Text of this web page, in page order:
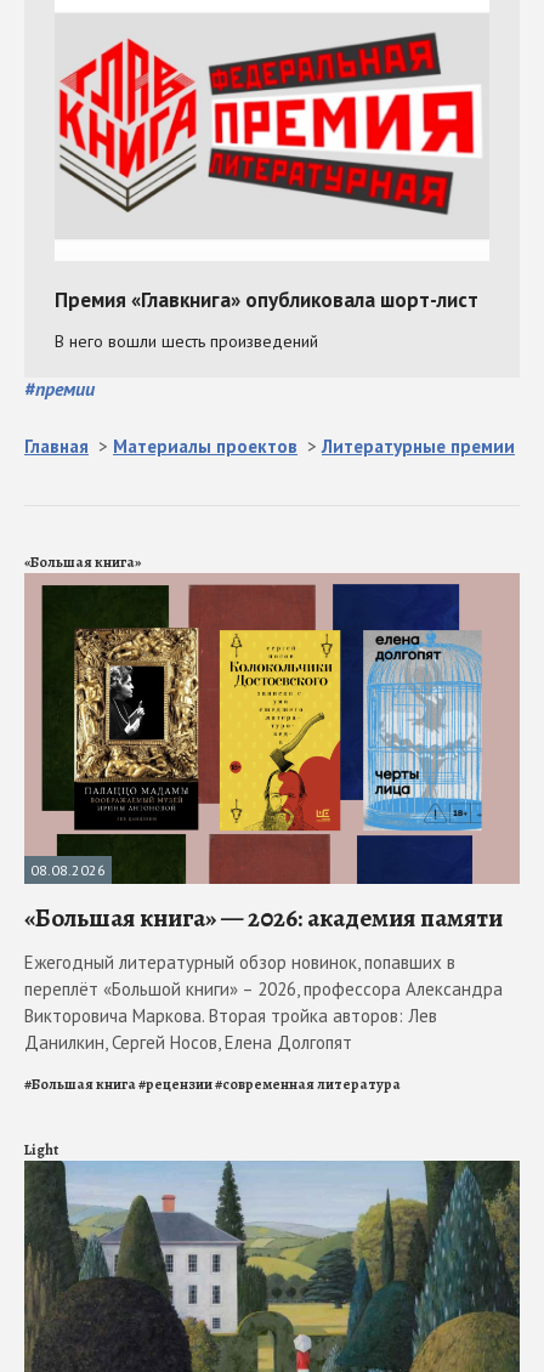
#премии
Главная > Материалы проектов >Литературные премии
«Большая книга»
08.08.2026
«Большая книга» — 2026: академия памяти
Ежегодный литературный обзор новинок, попавших в
переплёт «Большой книги» – 2026, профессора Александра
Викторовича Маркова. Вторая тройка авторов: Лев
Данилкин, Сергей Носов, Елена Долгопят
#Большая книга#рецензии#современная литература
Light